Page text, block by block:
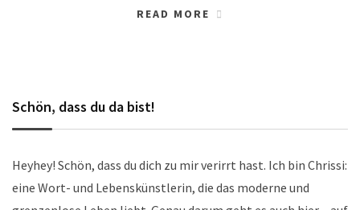
READ MORE
Schön, dass du da bist!
Heyhey! Schön, dass du dich zu mir verirrt hast. Ich bin Chrissi:
eine Wort- und Lebenskünstlerin, die das moderne und